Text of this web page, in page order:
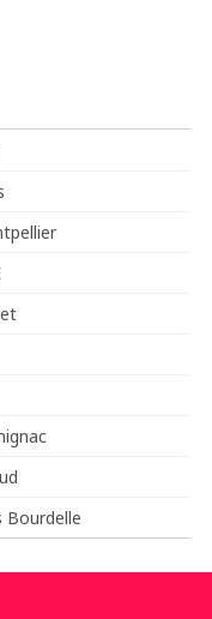
Bourdelle